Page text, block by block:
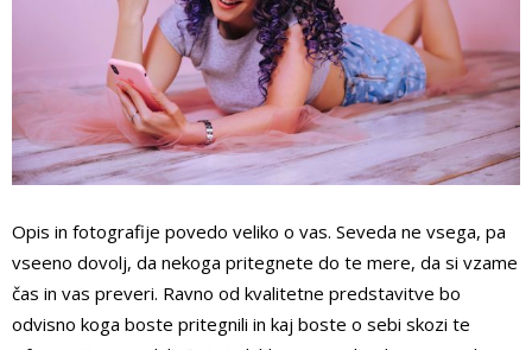
Opis in fotografije povedo veliko o vas. Seveda ne vsega, pa
vseeno dovolj, da nekoga pritegnete do te mere, da si vzame
čas in vas preveri. Ravno od kvalitetne predstavitve bo
odvisno koga boste pritegnili in kaj boste o sebi skozi te